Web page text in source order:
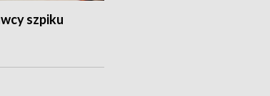
szpiku